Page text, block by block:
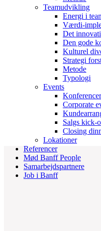
Teamudvikling
Energi i
Værdi-
Det
Den gode
Kulturel
Strategi
Metode
Typologi
Events
Konferencer
Corporate
Salgs kick-
Closing
Lokationer
Referencer
Mød Banff People
Samarbejdspartnere
Job i Banff